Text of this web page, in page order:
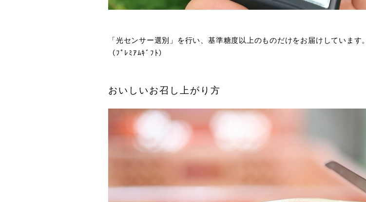
「光センサー選別」を行い、基準糖度以上のものだけをお届けしています。
（ﾌﾟﾚﾐｱﾑｷﾞﾌﾄ）
おいしいお召し上がり方